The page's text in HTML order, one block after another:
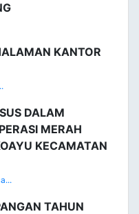
KANTOR
DALAM
MERAH
KECAMATAN
TAHUN